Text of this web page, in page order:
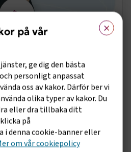
om kollektivavtal?
villkor som
arbetsplatsen. Det blir
×
på vår
ge dig den bästa
personligt anpassat
oss av kakor. Därför ber vi
olika typer av kakor. Du
eller dra tillbaka ditt
på
i denna cookie-banner eller
om vår cookiepolicy